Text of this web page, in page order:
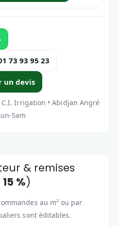
73 93 95 23
un devis
Irrigation • Abidjan Angré
Sam
& remises
15 %)
au m² ou par
sont éditables.